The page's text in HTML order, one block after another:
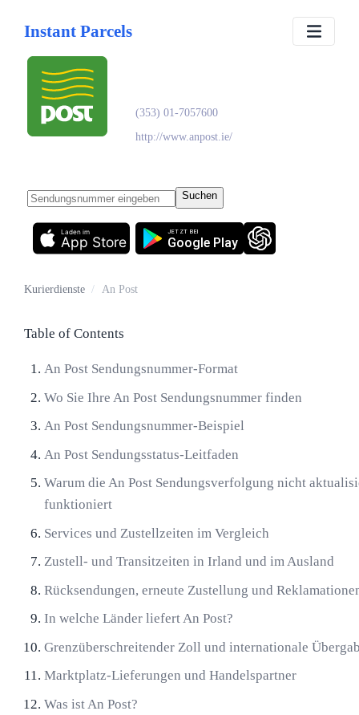
Instant Parcels
(353) 01-7057600
http://www.anpost.ie/
Suchen
App Store
Laden im
Google Play
JETZT BEI
Kurierdienste / An Post
Table of Contents
An Post Sendungsnummer-Format
Wo Sie Ihre An Post Sendungsnummer finden
An Post Sendungsnummer-Beispiel
An Post Sendungsstatus-Leitfaden
Warum die An Post Sendungsverfolgung nicht
funktioniert
Services und Zustellzeiten im Vergleich
Zustell- und Transitzeiten in Irland und im Ausland
Rücksendungen, erneute Zustellung und
In welche Länder liefert An Post?
Grenzüberschreitender Zoll und internationale
Marktplatz-Lieferungen und Handelspartner
Was ist An Post?